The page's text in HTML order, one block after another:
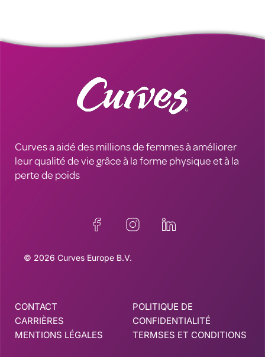
Curves a aidé des millions de femmes à améliorer
leur qualité de vie grâce à la forme physique et à la
perte de poids
© 2026 Curves Europe B.V.
CONTACT
CARRIÈRES
MENTIONS LÉGALES
POLITIQUE DE
CONFIDENTIALITÉ
TERMSES ET CONDITIONS